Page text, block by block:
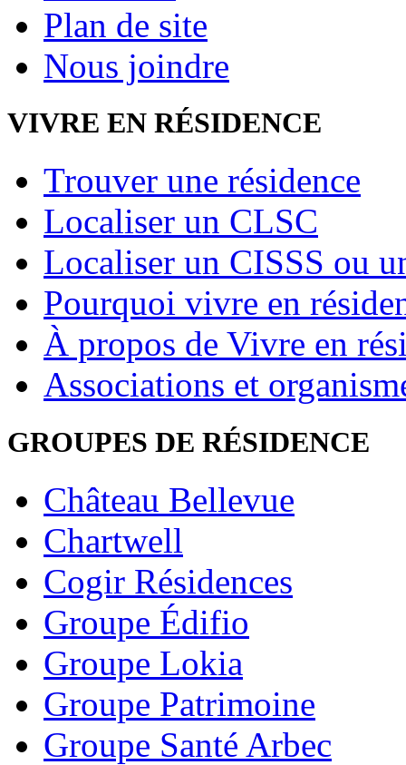
Plan de site
Nous joindre
VIVRE EN RÉSIDENCE
Trouver une résidence
Localiser un CLSC
Localiser un CISSS ou
Pourquoi vivre en
À propos de Vivre en
Associations et
GROUPES DE RÉSIDENCE
Château Bellevue
Chartwell
Cogir Résidences
Groupe Édifio
Groupe Lokia
Groupe Patrimoine
Groupe Santé Arbec